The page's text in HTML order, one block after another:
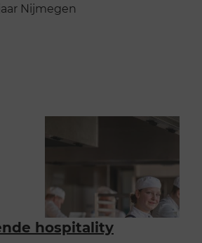
Nijmegen
hospitality